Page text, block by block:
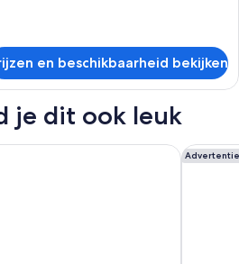
en beschikbaarheid bekijken
je dit ook leuk
- Preferred Hotels & Resorts,
Advertentie
Nohga